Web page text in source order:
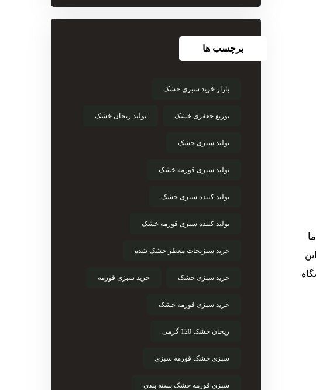
برچسب ها
بازار خرید سبزی خشک
توزیع جعفری خشک تولید ریحان خشک
تولید سبزی خشک
تولید سبزی قورمه خشک
تولید کننده سبزی خشک
تولید کننده سبزی قورمه خشک
خرید سبزیجات معطر خشک شده
خرید سبزی خشک خرید سبزی قورمه
خرید سبزی قورمه خشک
ریحان خشک 120 گرمی
سبزی خشک قورمه سبزی
سبزی قورمه خشک بسته بندی